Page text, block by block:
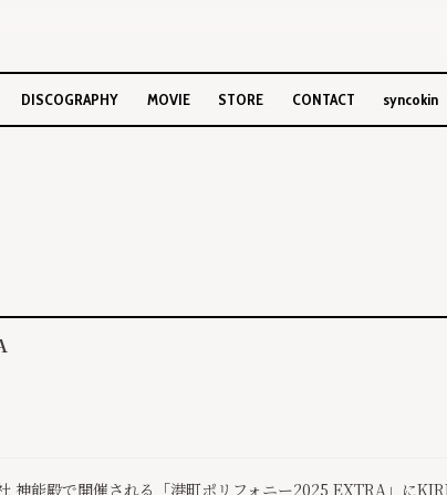
DISCOGRAPHY MOVIE STORE CONTACT syncokin
神能殿で開催される「港町ポリフォニー2025 EXTRA」に